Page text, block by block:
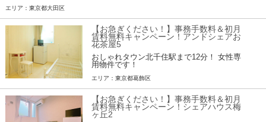
エリア：東京都大田区
【お急ぎください！】事務手数料＆初月
賃料無料キャンペーン！アンドシェアお
花茶屋5
おしゃれタウン北千住駅まで12分！ 女性専
用物件です！
エリア：東京都葛飾区
【お急ぎください！】事務手数料＆初月
賃料無料キャンペーン！シェアハウス梅
ヶ丘2